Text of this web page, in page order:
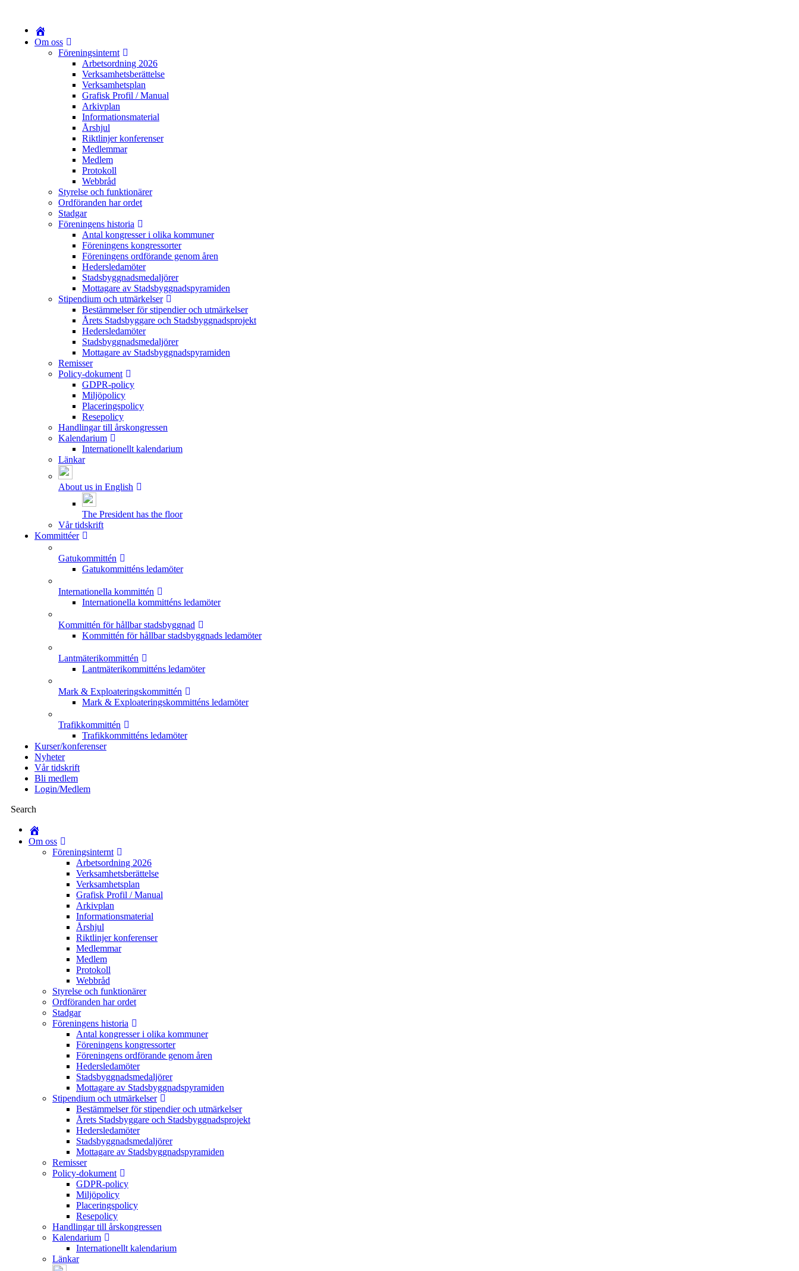
Om oss
Föreningsinternt
Arbetsordning 2026
Verksamhetsberättelse
Verksamhetsplan
Grafisk Profil / Manual
Arkivplan
Informationsmaterial
Årshjul
Riktlinjer konferenser
Medlemmar
Medlem
Protokoll
Webbråd
Styrelse och funktionärer
Ordföranden har ordet
Stadgar
Föreningens historia
Antal kongresser i olika kommuner
Föreningens kongressorter
Föreningens ordförande genom åren
Hedersledamöter
Stadsbyggnadsmedaljörer
Mottagare av Stadsbyggnadspyramiden
Stipendium och utmärkelser
Bestämmelser för stipendier och utmärkelser
Årets Stadsbyggare och Stadsbyggnadsprojekt
Hedersledamöter
Stadsbyggnadsmedaljörer
Mottagare av Stadsbyggnadspyramiden
Remisser
Policy-dokument
GDPR-policy
Miljöpolicy
Placeringspolicy
Resepolicy
Handlingar till årskongressen
Kalendarium
Internationellt kalendarium
Länkar
About us in English
The President has the floor
Vår tidskrift
Kommittéer
Gatukommittén
Gatukommitténs ledamöter
Internationella kommittén
Internationella kommitténs ledamöter
Kommittén för hållbar stadsbyggnad
Kommittén för hållbar stadsbyggnads ledamöter
Lantmäterikommittén
Lantmäterikommitténs ledamöter
Mark & Exploateringskommittén
Mark & Exploateringskommitténs ledamöter
Trafikkommittén
Trafikkommitténs ledamöter
Kurser/konferenser
Nyheter
Vår tidskrift
Bli medlem
Login/Medlem
Search
Om oss
Föreningsinternt
Arbetsordning 2026
Verksamhetsberättelse
Verksamhetsplan
Grafisk Profil / Manual
Arkivplan
Informationsmaterial
Årshjul
Riktlinjer konferenser
Medlemmar
Medlem
Protokoll
Webbråd
Styrelse och funktionärer
Ordföranden har ordet
Stadgar
Föreningens historia
Antal kongresser i olika kommuner
Föreningens kongressorter
Föreningens ordförande genom åren
Hedersledamöter
Stadsbyggnadsmedaljörer
Mottagare av Stadsbyggnadspyramiden
Stipendium och utmärkelser
Bestämmelser för stipendier och utmärkelser
Årets Stadsbyggare och Stadsbyggnadsprojekt
Hedersledamöter
Stadsbyggnadsmedaljörer
Mottagare av Stadsbyggnadspyramiden
Remisser
Policy-dokument
GDPR-policy
Miljöpolicy
Placeringspolicy
Resepolicy
Handlingar till årskongressen
Kalendarium
Internationellt kalendarium
Länkar